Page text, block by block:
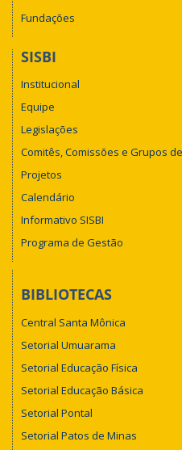
Fundações
SISBI
Institucional
Equipe
Legislações
Comitês, Comissões e Grupos
Projetos
Calendário
Informativo SISBI
Programa de Gestão
BIBLIOTECAS
Central Santa Mônica
Setorial Umuarama
Setorial Educação Física
Setorial Educação Básica
Setorial Pontal
Setorial Patos de Minas